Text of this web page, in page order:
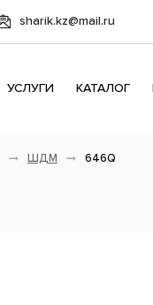
sharik.kz@mail.ru
УСЛУГИ КАТАЛОГ
ШДМ 646Q